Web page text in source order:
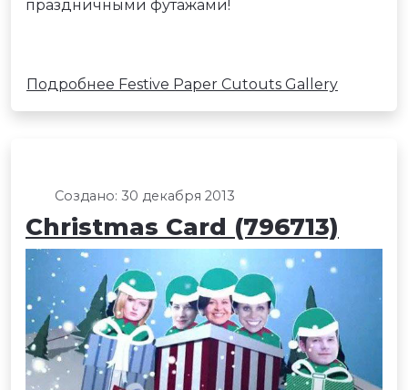
праздничными футажами!
Подробнее Festive Paper Cutouts Gallery
Создано: 30 декабря 2013
Christmas Card (796713)